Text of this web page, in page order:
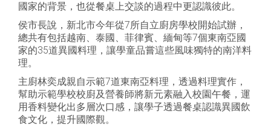
國家的背景，也從餐桌上交談的過程中更認識彼此。
侯市長說，新北市今年從7所自立廚房學校開始試辦，
總共有包括越南、泰國、菲律賓、緬甸等7個東南亞國
家的35道異國料理，讓學童品嘗這些風味獨特的南洋料
理。
主廚林奕成親自示範7道東南亞料理，透過料理實作，
幫助示範學校校廚及營養師將新元素融入校園午餐，運
用香料變化出多層次口感，讓學子透過餐桌認識異國飲
食文化，提升國際觀。